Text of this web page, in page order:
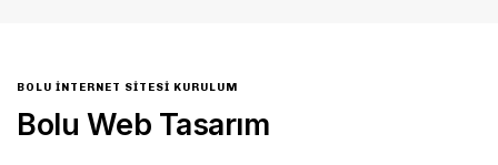
BOLU İNTERNET SITESI KURULUM
Bolu Web Tasarım